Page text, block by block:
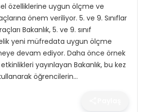
özelliklerine uygun ölçme ve
önem veriliyor. 5. ve 9. Sınıflar
Bakanlık, 5. ve 9. sınıf
yeni müfredata uygun ölçme
devam ediyor. Daha önce örnek
yayınlayan Bakanlık, bu kez
öğrencilerin…